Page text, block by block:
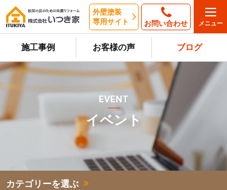
外壁塗装
専用サイト
お問い合わせ
施工事例 お客様の声 ブログ
EVENT
イベント
カテゴリーを選ぶ